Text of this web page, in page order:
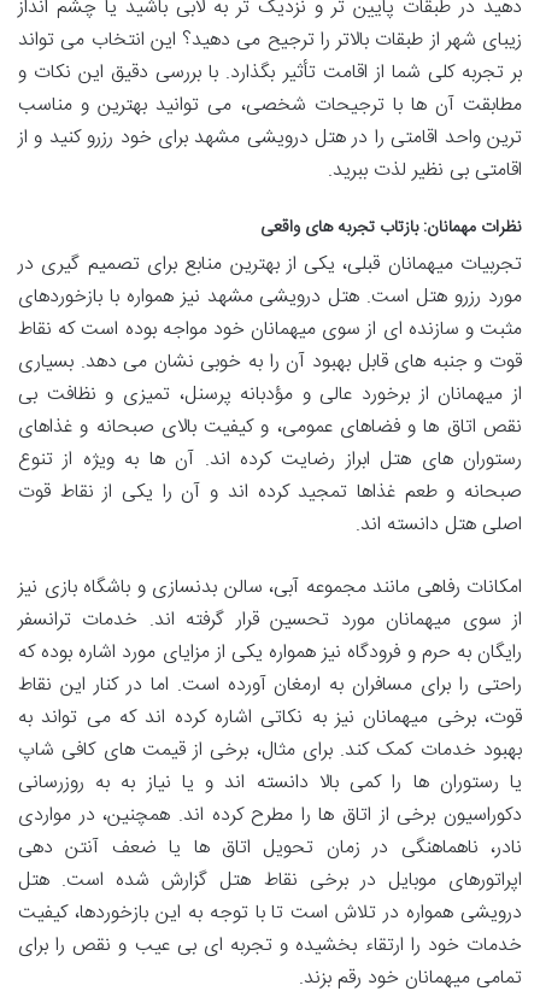
دهید در طبقات پایین تر و نزدیک تر به لابی باشید یا چشم انداز
زیبای شهر از طبقات بالاتر را ترجیح می دهید؟ این انتخاب می تواند
بر تجربه کلی شما از اقامت تأثیر بگذارد. با بررسی دقیق این نکات و
مطابقت آن ها با ترجیحات شخصی، می توانید بهترین و مناسب
ترین واحد اقامتی را در هتل درویشی مشهد برای خود رزرو کنید و از
اقامتی بی نظیر لذت ببرید.
نظرات مهمانان: بازتاب تجربه های واقعی
تجربیات میهمانان قبلی، یکی از بهترین منابع برای تصمیم گیری در
مورد رزرو هتل است. هتل درویشی مشهد نیز همواره با بازخوردهای
مثبت و سازنده ای از سوی میهمانان خود مواجه بوده است که نقاط
قوت و جنبه های قابل بهبود آن را به خوبی نشان می دهد. بسیاری
از میهمانان از برخورد عالی و مؤدبانه پرسنل، تمیزی و نظافت بی
نقص اتاق ها و فضاهای عمومی، و کیفیت بالای صبحانه و غذاهای
رستوران های هتل ابراز رضایت کرده اند. آن ها به ویژه از تنوع
صبحانه و طعم غذاها تمجید کرده اند و آن را یکی از نقاط قوت
اصلی هتل دانسته اند.
امکانات رفاهی مانند مجموعه آبی، سالن بدنسازی و باشگاه بازی نیز
از سوی میهمانان مورد تحسین قرار گرفته اند. خدمات ترانسفر
رایگان به حرم و فرودگاه نیز همواره یکی از مزایای مورد اشاره بوده که
راحتی را برای مسافران به ارمغان آورده است. اما در کنار این نقاط
قوت، برخی میهمانان نیز به نکاتی اشاره کرده اند که می تواند به
بهبود خدمات کمک کند. برای مثال، برخی از قیمت های کافی شاپ
یا رستوران ها را کمی بالا دانسته اند و یا نیاز به به روزرسانی
دکوراسیون برخی از اتاق ها را مطرح کرده اند. همچنین، در مواردی
نادر، ناهماهنگی در زمان تحویل اتاق ها یا ضعف آنتن دهی
اپراتورهای موبایل در برخی نقاط هتل گزارش شده است. هتل
درویشی همواره در تلاش است تا با توجه به این بازخوردها، کیفیت
خدمات خود را ارتقاء بخشیده و تجربه ای بی عیب و نقص را برای
تمامی میهمانان خود رقم بزند.